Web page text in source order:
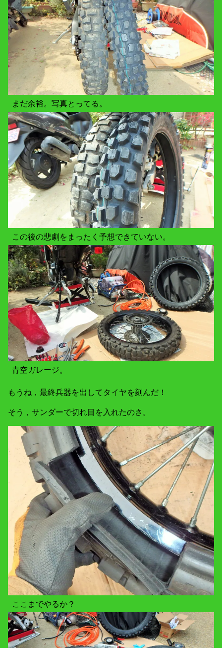
まだ余裕。写真とってる。
この後の悲劇をまったく予想できていない。
青空ガレージ。
もうね，最終兵器を出してタイヤを刻んだ！
そう，サンダーで切れ目を入れたのさ。
ここまでやるか？